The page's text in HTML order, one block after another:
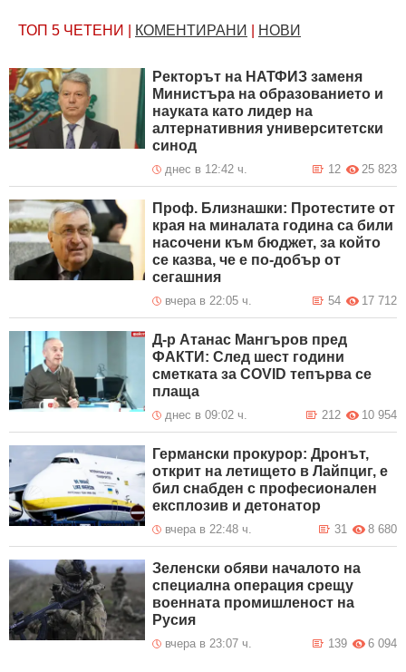
ТОП 5 ЧЕТЕНИ КОМЕНТИРАНИ НОВИ
Ректорът на НАТФИЗ заменя
Министъра на образованието и
науката като лидер на
алтернативния университетски
синод
днес в 12:42 ч. 25 823
12
Проф. Близнашки: Протестите от
края на миналата година са били
насочени към бюджет, за който
се казва, че е по-добър от
сегашния
вчера в 22:05 ч. 17 712
54
Д-р Атанас Мангъров пред
ФАКТИ: След шест години
сметката за COVID тепърва се
плаща
днес в 09:02 ч. 10 954
212
Германски прокурор: Дронът,
открит на летището в Лайпциг, е
бил снабден с професионален
експлозив и детонатор
вчера в 22:48 ч. 8 680
31
Зеленски обяви началото на
специална операция срещу
военната промишленост на
Русия
вчера в 23:07 ч. 6 094
139